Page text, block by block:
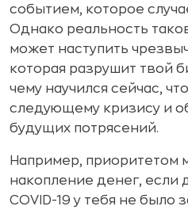
событием, которое
Однако реальность
может наступить
которая разрушит твой
чему научился сейчас,
следующему кризису и
будущих потрясений.
Например, приоритетом
накопление денег, если
COVID-19 у тебя не было